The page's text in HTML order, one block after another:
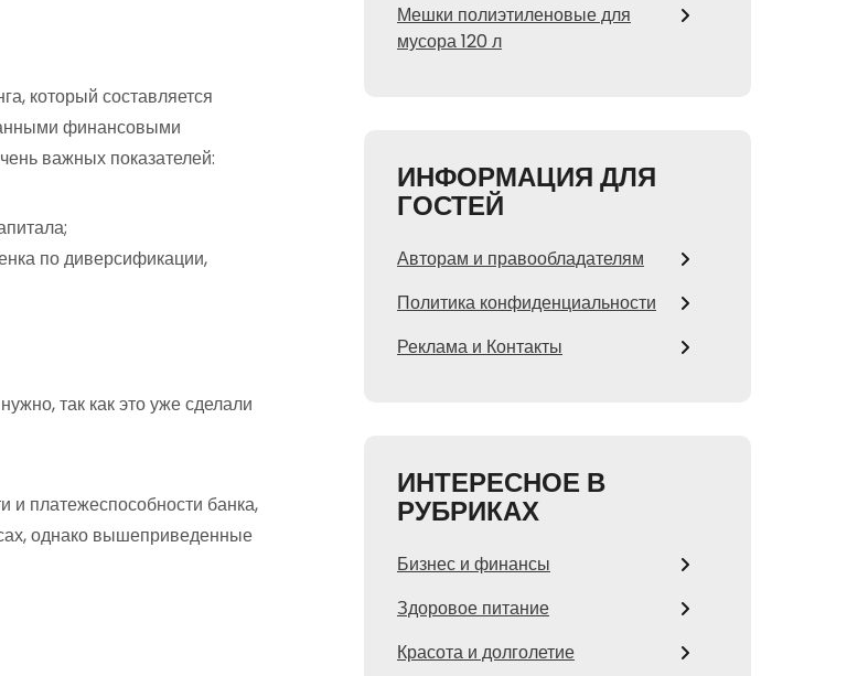
который составляется
финансовыми
важных показателей:
по диверсификации,
так как это уже сделали
и платежеспособности банка,
однако вышеприведенные
Мешки полиэтиленовые для
мусора 120 л
ИНФОРМАЦИЯ ДЛЯ
ГОСТЕЙ
Авторам и правообладателям
Политика конфиденциальности
Реклама и Контакты
ИНТЕРЕСНОЕ В
РУБРИКАХ
Бизнес и финансы
Здоровое питание
Красота и долголетие